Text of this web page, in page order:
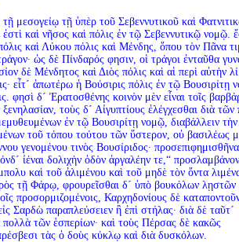
μεσογείῳ τῇ ὑπὲρ τοῦ Σεβεννυτικοῦ καὶ
καὶ νῆσος καὶ πόλις ἐν τῷ Σεβεννυτικῷ νομῷ.
καὶ Λύκου πόλις καὶ Μένδης, ὅπου τὸν Πᾶνα
ὡς δὲ Πίνδαρός φησιν, οἱ τράγοι ἐνταῦθα
δὲ Μένδητος καὶ Διὸς πόλις καὶ αἱ περὶ αὐτὴν
εἶτ´ ἀπωτέρω ἡ Βούσιρις πόλις ἐν τῷ Βουσιρίτῃ
φησὶ δ´ Ἐρατοσθένης κοινὸν μὲν εἶναι τοῖς
τοὺς δ´ Αἰγυπτίους ἐλέγχεσθαι διὰ τῶν
ἐν τῷ Βουσιρίτῃ νομῷ, διαβάλλειν τὴν
τοῦ τόπου τούτου τῶν ὕστερον, οὐ βασιλέως
γενομένου τινὸς Βουσίριδος·
ἰέναι δολιχὴν ὁδὸν ἀργαλέην τε,“
καὶ τοῦ ἀλιμένου καὶ τοῦ μηδὲ τὸν ὄντα
τῇ Φάρῳ, φρουρεῖσθαι δ´ ὑπὸ βουκόλων λῃστῶν
προσορμιζομένοις, Καρχηδονίους δὲ
Σαρδὼ παραπλεύσειεν ἢ ἐπὶ στήλας· διὰ δὲ ταῦτ´
πολλὰ τῶν ἑσπερίων· καὶ τοὺς Πέρσας δὲ κακῶς
τὰς ὁ δοὺς κύκλῳ καὶ διὰ δυσκόλων.